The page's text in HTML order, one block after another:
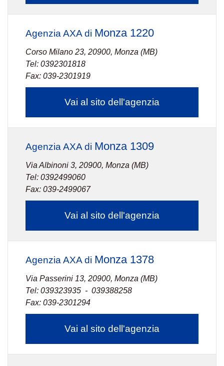
Agenzia AXA di Monza 1220
Corso Milano 23, 20900, Monza (MB)
Tel: 0392301818
Fax: 039-2301919
Vai al sito dell'agenzia
Agenzia AXA di Monza 1309
Via Albinoni 3, 20900, Monza (MB)
Tel: 0392499060
Fax: 039-2499067
Vai al sito dell'agenzia
Agenzia AXA di Monza 1378
Via Passerini 13, 20900, Monza (MB)
Tel: 039323935 - 039388258
Fax: 039-2301294
Vai al sito dell'agenzia